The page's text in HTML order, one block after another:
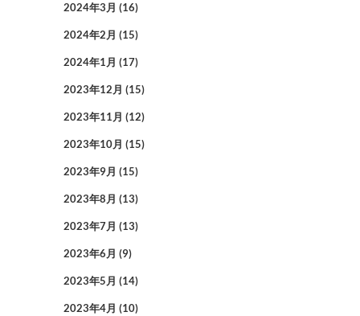
2024年3月 (16)
2024年2月 (15)
2024年1月 (17)
2023年12月 (15)
2023年11月 (12)
2023年10月 (15)
2023年9月 (15)
2023年8月 (13)
2023年7月 (13)
2023年6月 (9)
2023年5月 (14)
2023年4月 (10)